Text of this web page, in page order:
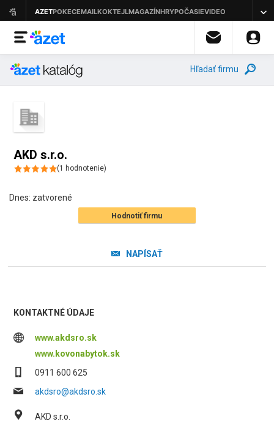
Hľadať firmu
AKD s.r.o.
(1 hodnotenie)
Dnes: zatvorené
Hodnotiť firmu
NAPÍSAŤ
KONTAKTNÉ ÚDAJE
www.akdsro.sk
www.kovonabytok.sk
0911 600 625
akdsro@akdsro.sk
AKD s.r.o.